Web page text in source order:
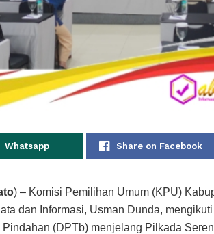
Whatsapp Share on Facebook
) – Komisi Pemilihan Umum (KPU)
dan Informasi, Usman Dunda,
(DPTb) menjelang Pilkada